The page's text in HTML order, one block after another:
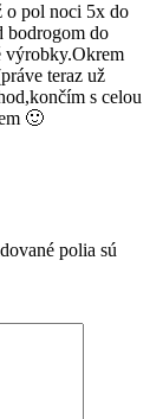
o pol noci 5x do
bodrogom do
výrobky.Okrem
teraz už
s celou
🙂
polia sú